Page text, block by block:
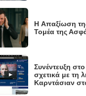
H Απαξίωση
Τομέα της
Συνέντευξη
σχετικά με τη
Καρντάσιαν